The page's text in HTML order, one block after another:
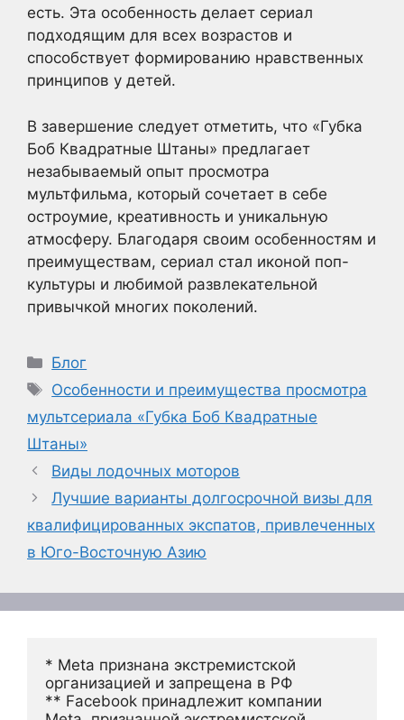
есть. Эта особенность делает сериал
подходящим для всех возрастов и
способствует формированию нравственных
принципов у детей.
В завершение следует отметить, что «Губка
Боб Квадратные Штаны» предлагает
незабываемый опыт просмотра
мультфильма, который сочетает в себе
остроумие, креативность и уникальную
атмосферу. Благодаря своим особенностям и
преимуществам, сериал стал иконой поп-
культуры и любимой развлекательной
привычкой многих поколений.
Рубрики
Блог
Метки
Особенности и преимущества просмотра
мультсериала «Губка Боб Квадратные
Штаны»
Виды лодочных моторов
Лучшие варианты долгосрочной визы для
квалифицированных экспатов, привлеченных
в Юго-Восточную Азию
* Meta признана экстремистской
организацией и запрещена в РФ
** Facebook принадлежит компании